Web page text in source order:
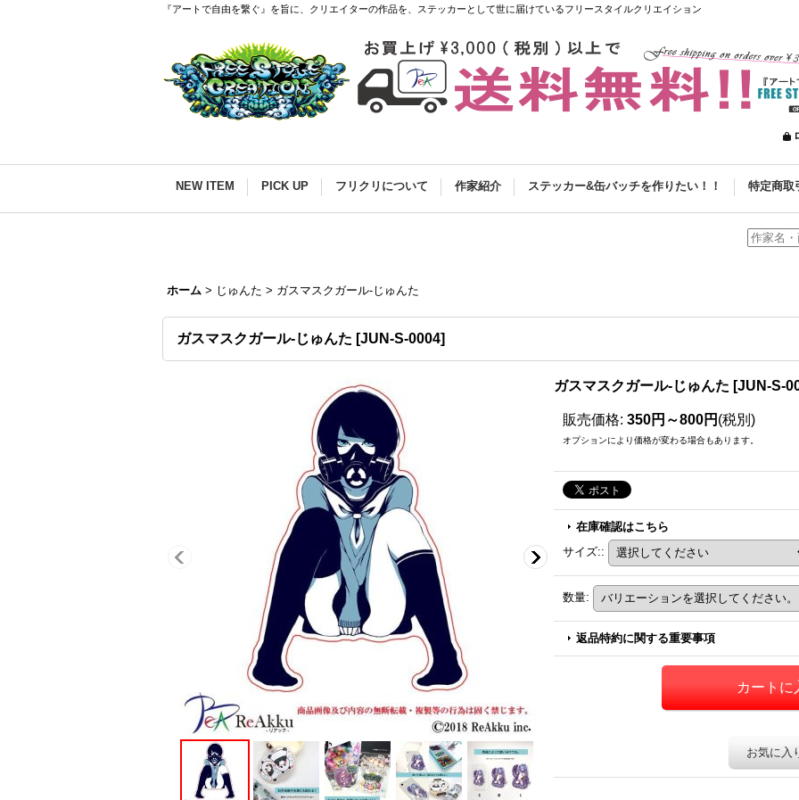
『アートで自由を繋ぐ』を旨に、クリエイターの作品を、ステッカーとして世に届けているフリースタイルクリエイション
NEW ITEM PICK UP フリクリについて 作家紹介 ステッカー&缶バッチを作りたい！！ 特定商取
ホーム > じゅんた > ガスマスクガール-じゅんた
ガスマスクガール-じゅんた [JUN-S-0004]
ガスマスクガール-じゅんた [JUN-S-
販売価格: 350円～800円 (税別)
オプションにより価格が変わる場合もあります。
在庫確認はこちら
サイズ::
数量:
返品特約に関する重要事項
お気に入